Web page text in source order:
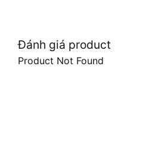
Đánh giá product
Product Not Found